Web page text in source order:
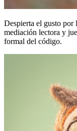
Despierta el gusto por
mediación lectora y
formal del código.